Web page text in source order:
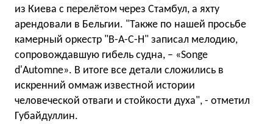
из Киева с перелётом через Стамбул, а яхту
арендовали в Бельгии. "Также по нашей просьбе
камерный оркестр "В-А-С-Н" записал мелодию,
сопровождавшую гибель судна, – «Songe
d'Automne». В итоге все детали сложились в
искренний оммаж известной истории
человеческой отваги и стойкости духа", - отметил
Губайдуллин.